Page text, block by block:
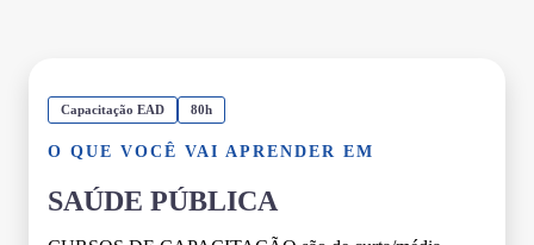
Capacitação EAD 80h
O QUE VOCÊ VAI APRENDER EM
SAÚDE PÚBLICA